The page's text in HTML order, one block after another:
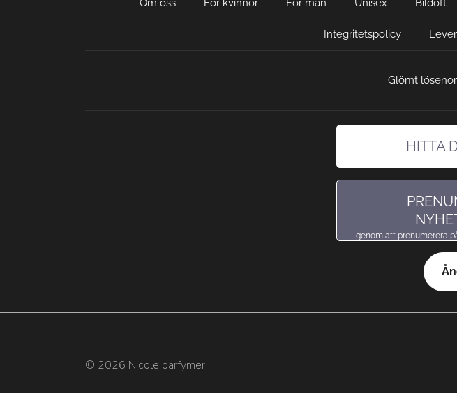
Om oss För kvinnor För män Unisex Bildoft
Integritetspolicy
Glömt
HITTA
genom att prenumerera
© 2026 Nicole parfymer